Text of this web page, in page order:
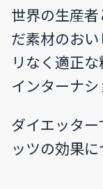
世界の生産
だ素材のお
リなく適正
インターナシ
ダイエッタ
ッツの効果